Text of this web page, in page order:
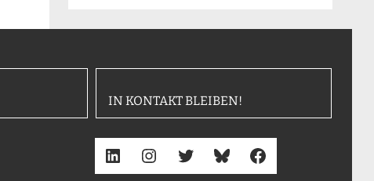
IN KONTAKT BLEIBEN!
LinkedIn Instagram Twitter Bluesky Facebook